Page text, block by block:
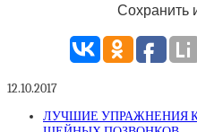
Сохранить
12.10.2017
ЛУЧШИЕ УПРАЖНЕНИЯ